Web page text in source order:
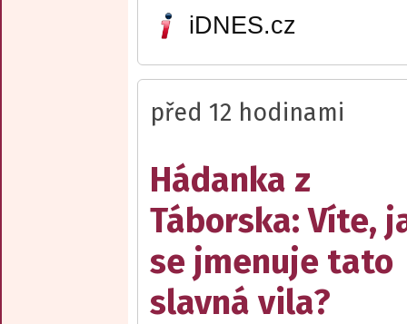
iDNES.cz
před 12 hodinami
Hádanka z
Táborska: Víte,
se jmenuje tato
slavná vila?